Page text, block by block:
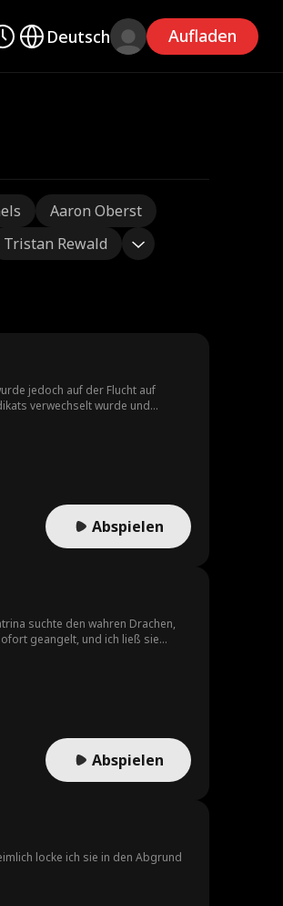
Deutsch Aufladen
Aaron Oberst
Tristan Rewald
jedoch auf der Flucht auf
verwechselt wurde und
Abspielen
suchte den wahren Drachen,
geangelt, und ich ließ sie
Abspielen
locke ich sie in den Abgrund